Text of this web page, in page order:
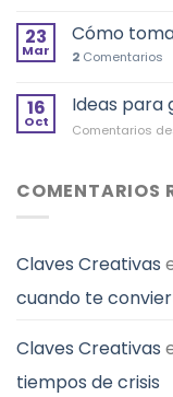
23
Mar
Cómo
2 Comentarios
16
Oct
Ideas para
Comentarios
COMENTARIOS
Claves Creativas
cuando te
Claves Creativas
tiempos de crisis